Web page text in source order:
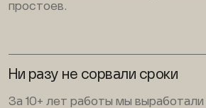
простоев.
Ни разу не сорвали сроки
За 10+ лет работы мы